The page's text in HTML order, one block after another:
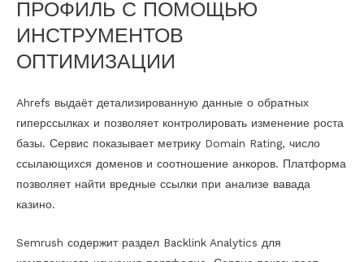
ПРОФИЛЬ С ПОМОЩЬЮ
ИНСТРУМЕНТОВ
ОПТИМИЗАЦИИ
Ahrefs выдаёт детализированную данные о обратных
гиперссылках и позволяет контролировать изменение роста
базы. Сервис показывает метрику Domain Rating, число
ссылающихся доменов и соотношение анкоров. Платформа
позволяет найти вредные ссылки при анализе вавада
казино.
Semrush содержит раздел Backlink Analytics для